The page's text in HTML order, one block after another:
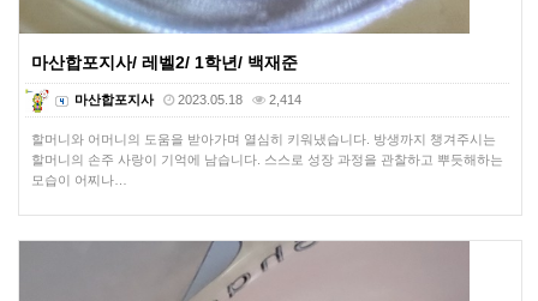
마산합포지사/ 레벨2/ 1학년/ 백재준
마산합포지사 2023.05.18 2,414
할머니와 어머니의 도움을 받아가며 열심히 키워냈습니다. 방생까지 챙겨주시는
할머니의 손주 사랑이 기억에 남습니다. 스스로 성장 과정을 관찰하고 뿌듯해하는
모습이 어찌나…